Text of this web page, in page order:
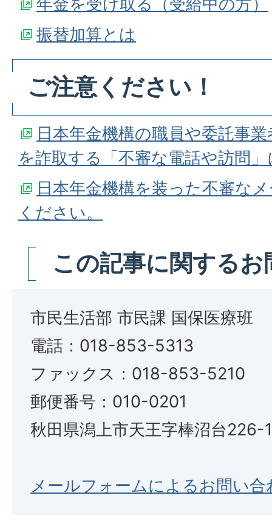
振替加算とは
ご注意ください！
日本年金機構の職員や委託事
を詐取する「不審な電話や訪問
日本年金機構を装った不審な
ください。
この記事に関する
市民生活部 市民課 国保医療班
電話：018-853-5313
ファックス：018-853-5210
郵便番号：010-0201
秋田県潟上市天王字棒沼台226-1
メールフォームによるお問い合